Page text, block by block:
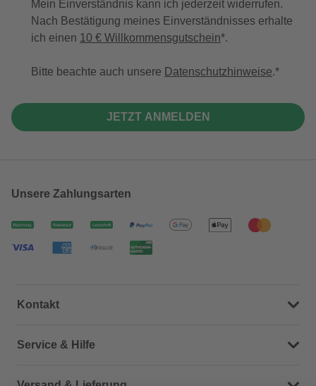
Mein Einverständnis kann ich jederzeit widerrufen.
Nach Bestätigung meines Einverständnisses erhalte
ich einen 10 € Willkommensgutschein*.
Bitte beachte auch unsere Datenschutzhinweise.
JETZT ANMELDEN
Unsere Zahlungsarten
Kontakt
Dein Kontakt zu uns
Service & Hilfe